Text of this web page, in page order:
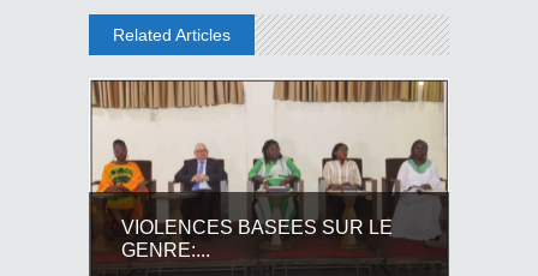
Related Articles
VIOLENCES BASEES SUR LE
GENRE:...